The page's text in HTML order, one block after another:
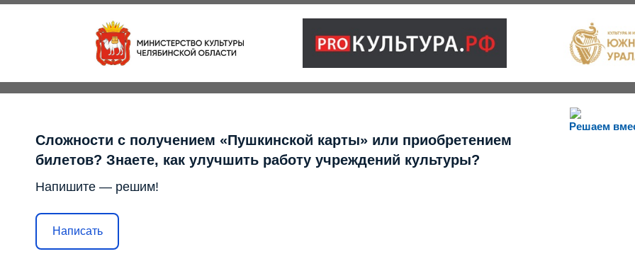
Решаем
Сложности с получением «Пушкинской карты» или приобретением
билетов? Знаете, как улучшить работу учреждений культуры?
Напишите — решим!
Написать